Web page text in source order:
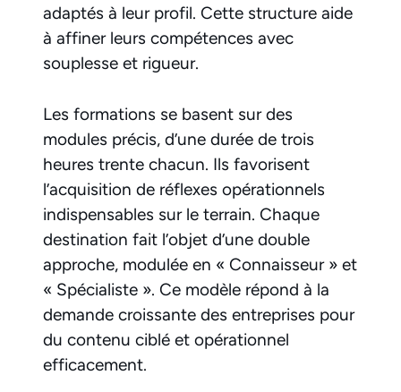
adaptés à leur profil. Cette structure aide
à affiner leurs compétences avec
souplesse et rigueur.
Les formations se basent sur des
modules précis, d’une durée de trois
heures trente chacun. Ils favorisent
l’acquisition de réflexes opérationnels
indispensables sur le terrain. Chaque
destination fait l’objet d’une double
approche, modulée en « Connaisseur » et
« Spécialiste ». Ce modèle répond à la
demande croissante des entreprises pour
du contenu ciblé et opérationnel
efficacement.